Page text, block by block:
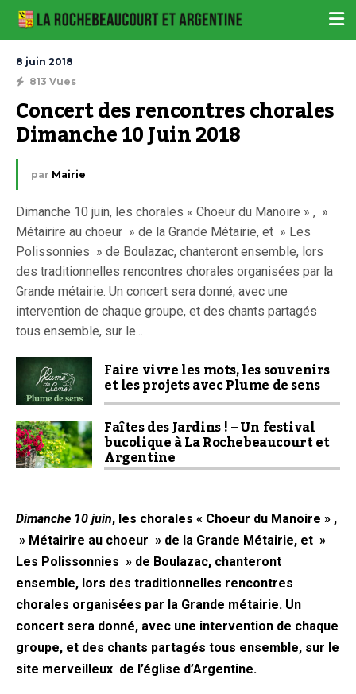
8 juin 2018
813 Vues
Concert des rencontres chorales
Dimanche 10 Juin 2018
par Mairie
Dimanche 10 juin, les chorales « Choeur du Manoire » , »
Métairire au choeur » de la Grande Métairie, et » Les
Polissonnies » de Boulazac, chanteront ensemble, lors
des traditionnelles rencontres chorales organisées par la
Grande métairie. Un concert sera donné, avec une
intervention de chaque groupe, et des chants partagés
tous ensemble, sur le...
Faire vivre les mots, les souvenirs
et les projets avec Plume de sens
Faîtes des Jardins ! – Un festival
bucolique à La Rochebeaucourt et
Argentine
Dimanche 10 juin, les chorales « Choeur du Manoire » ,
» Métairire au choeur » de la Grande Métairie, et »
Les Polissonnies » de Boulazac, chanteront
ensemble, lors des traditionnelles rencontres
chorales organisées par la Grande métairie. Un
concert sera donné, avec une intervention de chaque
groupe, et des chants partagés tous ensemble, sur le
site merveilleux de l’église d’Argentine.